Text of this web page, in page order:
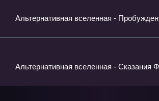
Альтернативная вселенная -
Альтернативная вселенная - Сказания